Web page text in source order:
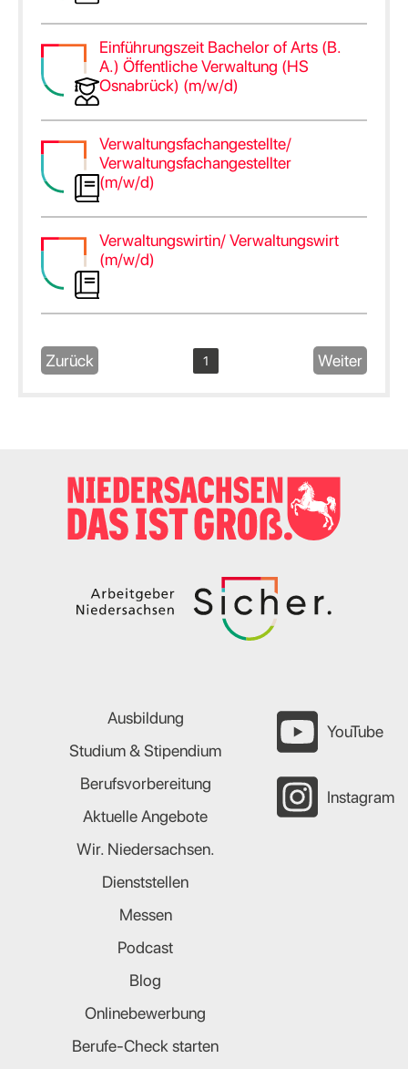
Einführungszeit Bachelor of Arts (B.
A.) Öffentliche Verwaltung (HS
Osnabrück) (m/w/d)
Verwaltungsfachangestellte/
Verwaltungsfachangestellter
(m/w/d)
Verwaltungswirtin/ Verwaltungswirt
(m/w/d)
Zurück 1 Weiter
Ausbildung
Studium & Stipendium
Berufsvorbereitung
Aktuelle Angebote
Wir. Niedersachsen.
Dienststellen
Messen
Podcast
Blog
Onlinebewerbung
Berufe-Check starten
YouTube
Instagram